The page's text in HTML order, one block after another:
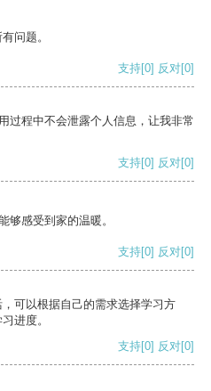
问题。
支持[0] 反对[0]
过程中不会泄露个人信息，让我非常
支持[0] 反对[0]
够感受到家的温暖。
支持[0] 反对[0]
可以根据自己的需求选择学习方
进度。
支持[0] 反对[0]